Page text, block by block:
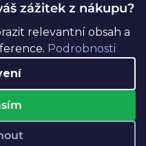
zážitek z nákupu?
relevantní obsah a
Podrobnosti
Premium
. Všechna práva vyhrazena.